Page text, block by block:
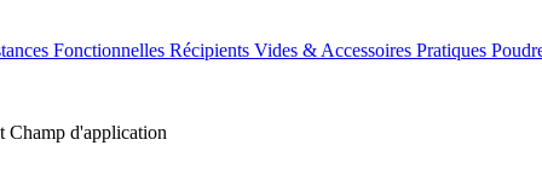
Fonctionnelles Récipients Vides & Accessoires Pratiques
Champ d'application